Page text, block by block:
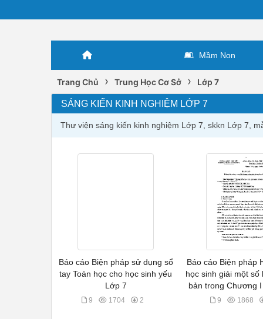
Mầm Non
Trang Chủ › Trung Học Cơ Sở › Lớp 7
SÁNG KIẾN KINH NGHIỆM LỚP 7
Thư viện sáng kiến kinh nghiệm Lớp 7, skkn Lớp 7,
Báo cáo Biện pháp sử dụng sổ
tay Toán học cho học sinh yếu
Lớp 7
9 1704 2
Báo cáo Biện pháp
học sinh giải một số
bản trong Chương
9 1868